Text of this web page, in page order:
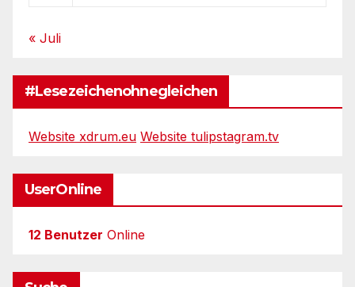
« Juli
#Lesezeichenohnegleichen
Website xdrum.eu Website tulipstagram.tv
UserOnline
12 Benutzer Online